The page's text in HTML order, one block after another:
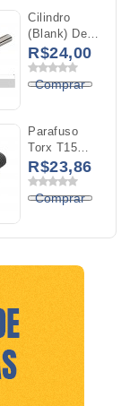
Cilindro
(Blank) De
Metal Duro
YK20
Diâmetro
R$24,00
Comprar
Parafuso
Torx T15
M4X0,5x14mm
R$23,86
Comprar